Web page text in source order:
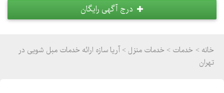
درج آگهی رایگان
خانه > خدمات > خدمات منزل > آریا سازه ارائه خدمات مبل شویی در
تهران